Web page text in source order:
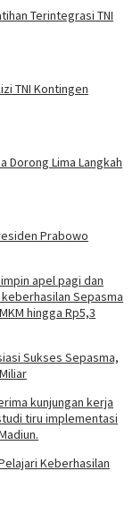
Terintegrasi TNI
TNI Kontingen
Dorong Lima Langkah
Prabowo
Sukses Sepasma,
Keberhasilan